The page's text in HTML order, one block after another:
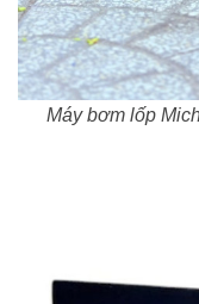
Máy bơm lốp